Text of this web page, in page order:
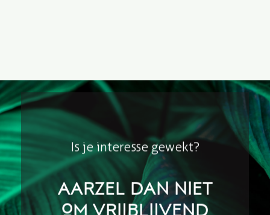
Is je interesse gewekt?
Aarzel dan niet
om vrijblijvend